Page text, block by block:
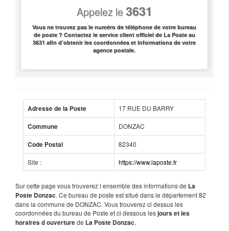
Appelez le3631
Vous ne trouvez pas le numéro de téléphone de votre bureau
de poste ? Contactez le service client officiel de La Poste au
3631 afin d’obtenir les coordonnées et informations de votre
agence postale.
Adresse de la Poste 17 RUE DU BARRY
Commune DONZAC
Code Postal 82340
Site : https://www.laposte.fr
Sur cette page vous trouverez l ensemble des informations de La
Poste Donzac. Ce bureau de poste est situé dans le département 82
dans la commune de DONZAC. Vous trouverez ci dessus les
coordonnées du bureau de Poste et ci dessous lesjours et les
horaires d ouverturede La Poste Donzac.